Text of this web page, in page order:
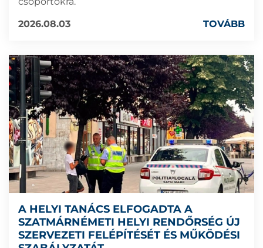
2026.08.03
TOVÁBB
A HELYI TANÁCS ELFOGADTA A
SZATMÁRNÉMETI HELYI RENDŐRSÉG ÚJ
SZERVEZETI FELÉPÍTÉSÉT ÉS MŰKÖDÉSI